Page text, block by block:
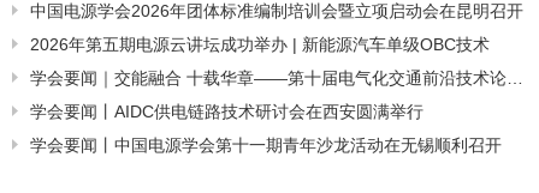
中国电源学会2026年团体标准编制培训会暨立项启动会在昆明召开
2026年第五期电源云讲坛成功举办 | 新能源汽车单级OBC技术
学会要闻｜交能融合 十载华章——第十届电气化交通前沿技术论坛
（SETTE 2026）在无锡隆重举行
学会要闻丨AIDC供电链路技术研讨会在西安圆满举行
学会要闻丨中国电源学会第十一期青年沙龙活动在无锡顺利召开